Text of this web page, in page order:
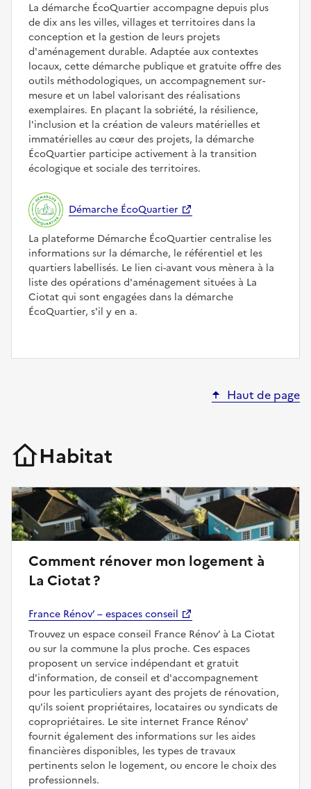
La démarche ÉcoQuartier accompagne depuis plus
de dix ans les villes, villages et territoires dans la
conception et la gestion de leurs projets
d'aménagement durable. Adaptée aux contextes
locaux, cette démarche publique et gratuite offre des
outils méthodologiques, un accompagnement sur-
mesure et un label valorisant des réalisations
exemplaires. En plaçant la sobriété, la résilience,
l'inclusion et la création de valeurs matérielles et
immatérielles au cœur des projets, la démarche
ÉcoQuartier participe activement à la transition
écologique et sociale des territoires.
Démarche ÉcoQuartier
La plateforme Démarche ÉcoQuartier centralise les
informations sur la démarche, le référentiel et les
quartiers labellisés. Le lien ci-avant vous mènera à la
liste des opérations d'aménagement situées à La
Ciotat qui sont engagées dans la démarche
ÉcoQuartier, s'il y en a.
Haut de page
Habitat
Comment rénover mon logement à
La Ciotat ?
France Rénov’ – espaces conseil
Trouvez un espace conseil France Rénov’ à La Ciotat
ou sur la commune la plus proche. Ces espaces
proposent un service indépendant et gratuit
d'information, de conseil et d'accompagnement
pour les particuliers ayant des projets de rénovation,
qu'ils soient propriétaires, locataires ou syndicats de
copropriétaires. Le site internet France Rénov'
fournit également des informations sur les aides
financières disponibles, les types de travaux
pertinents selon le logement, ou encore le choix des
professionnels.